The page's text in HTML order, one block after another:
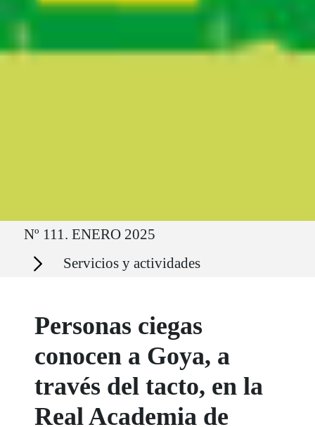
Ruta del sitio
Nº 111. ENERO 2025
Secciones Servicios y actividades
Personas ciegas
conocen a Goya, a
través del tacto, en la
Real Academia de